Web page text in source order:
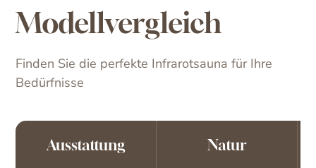
Modellvergleich
Finden Sie die perfekte Infrarotsauna für Ihre
Bedürfnisse
Ausstattung Natur